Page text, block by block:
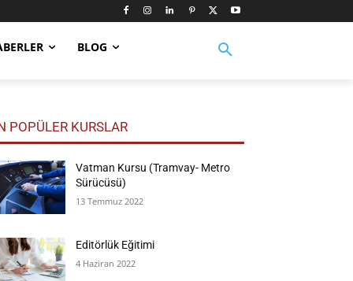
BLOG
POPÜLER KURSLAR
Vatman Kursu (Tramvay- Metro
Sürücüsü)
13 Temmuz 2022
Editörlük Eğitimi
4 Haziran 2022